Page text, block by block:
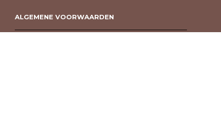
ALGEMENE VOORWAARDEN